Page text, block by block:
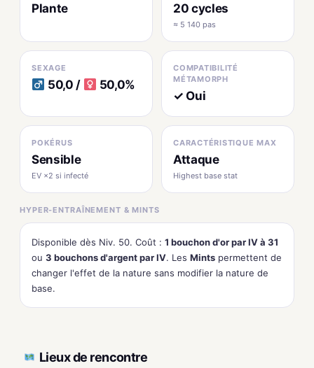
Plante 20 cycles
≈ 5 140 pas
SEXAGE
50,0 / 50,0%
COMPATIBILITÉ
MÉTAMORPH
✓ Oui
POKÉRUS
Sensible
EV ×2 si infecté
CARACTÉRISTIQUE MAX
Attaque
Highest base stat
HYPER-ENTRAÎNEMENT & MINTS
Disponible dès Niv. 50. Coût : 1 bouchon d'or par IV à 31
ou 3 bouchons d'argent par IV. Les Mints permettent de
changer l'effet de la nature sans modifier la nature de
base.
Lieux de rencontre